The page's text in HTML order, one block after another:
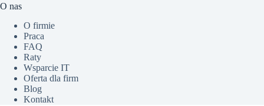
O nas
O firmie
Praca
FAQ
Raty
Wsparcie IT
Oferta dla firm
Blog
Kontakt